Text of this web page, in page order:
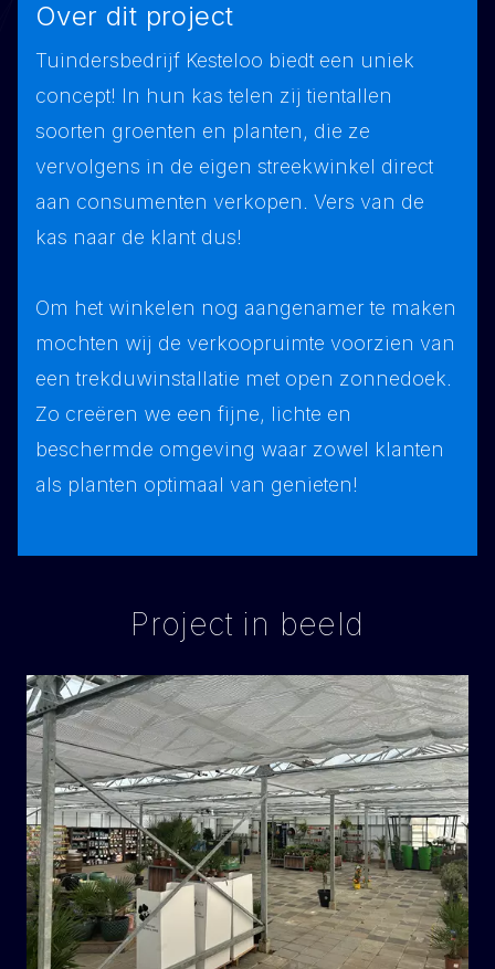
Over dit project
Tuindersbedrijf Kesteloo biedt een uniek
concept! In hun kas telen zij tientallen
soorten groenten en planten, die ze
vervolgens in de eigen streekwinkel direct
aan consumenten verkopen. Vers van de
kas naar de klant dus!
Om het winkelen nog aangenamer te maken
mochten wij de verkoopruimte voorzien van
een trekduwinstallatie met open zonnedoek.
Zo creëren we een fijne, lichte en
beschermde omgeving waar zowel klanten
als planten optimaal van genieten!
Project in beeld